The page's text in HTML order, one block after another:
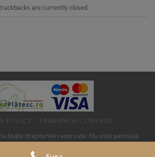
are currently closed.
POLICY TERMENI SI CONDITII
toate drepturile rezervate. Nu este permisa